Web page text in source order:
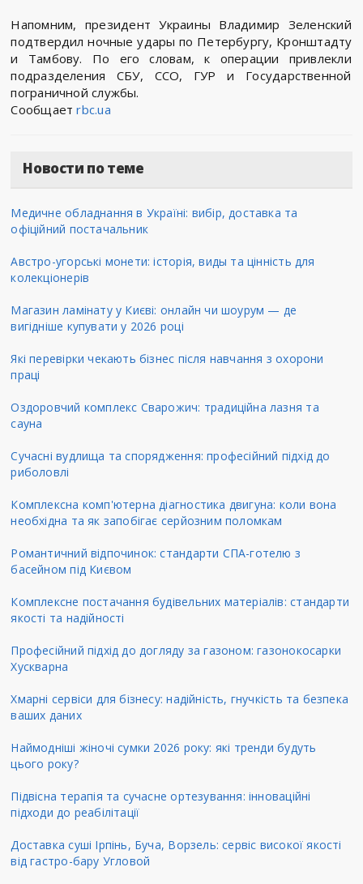
Напомним, президент Украины Владимир Зеленский
подтвердил ночные удары по Петербургу, Кронштадту
и Тамбову. По его словам, к операции привлекли
подразделения СБУ, ССО, ГУР и Государственной
пограничной службы.
Сообщаетrbc.ua
Новости по теме
Медичне обладнання в Україні: вибір, доставка та
офіційний постачальник
Австро-угорські монети: історія, виды та цінність для
колекціонерів
Магазин ламінату у Києві: онлайн чи шоурум — де
вигідніше купувати у 2026 році
Які перевірки чекають бізнес після навчання з охорони
праці
Оздоровчий комплекс Сварожич: традиційна лазня та
сауна
Сучасні вудлища та спорядження: професійний підхід до
риболовлі
Комплексна комп'ютерна діагностика двигуна: коли вона
необхідна та як запобігає серйозним поломкам
Романтичний відпочинок: стандарти СПА-готелю з
басейном під Києвом
Комплексне постачання будівельних матеріалів: стандарти
якості та надійності
Професійний підхід до догляду за газоном: газонокосарки
Хускварна
Хмарні сервіси для бізнесу: надійність, гнучкість та безпека
ваших даних
Наймодніші жіночі сумки 2026 року: які тренди будуть
цього року?
Підвісна терапія та сучасне ортезування: інноваційні
підходи до реабілітації
Доставка суші Ірпінь, Буча, Ворзель: сервіс високої якості
від гастро-бару Угловой